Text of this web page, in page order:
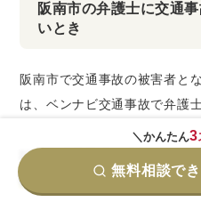
阪南市の弁護士に交通
いとき
阪南市で交通事故の被害者と
は、ベンナビ交通事故で弁護
以下の損害賠償を保険会社の
幅に下回るケースが多いため
＼かんたん3
無料相談で